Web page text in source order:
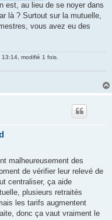
est, au lieu de se noyer dans
là ? Surtout sur la mutuelle,
vous avez eu des
modifié 1 fois.
malheureusement des
de vérifier leur relevé de
centraliser, ça aide
plusieurs retraités
les tarifs augmentent
donc ça vaut vraiment le